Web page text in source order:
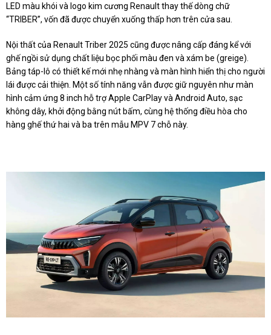
LED màu khói và logo kim cương Renault thay thế dòng chữ
“TRIBER”, vốn đã được chuyển xuống thấp hơn trên cửa sau.
Nội thất của Renault Triber 2025 cũng được nâng cấp đáng kể với
ghế ngồi sử dụng chất liệu bọc phối màu đen và xám be (greige).
Bảng táp-lô có thiết kế mới nhẹ nhàng và màn hình hiển thị cho người
lái được cải thiện. Một số tính năng vẫn được giữ nguyên như màn
hình cảm ứng 8 inch hỗ trợ Apple CarPlay và Android Auto, sạc
không dây, khởi động bằng nút bấm, cùng hệ thống điều hòa cho
hàng ghế thứ hai và ba trên mẫu MPV 7 chỗ này.